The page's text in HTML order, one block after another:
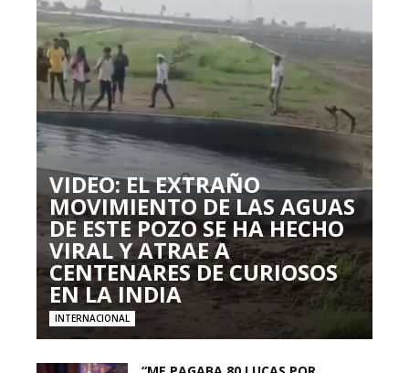
VIDEO: EL EXTRAÑO
MOVIMIENTO DE LAS AGUAS
DE ESTE POZO SE HA HECHO
VIRAL Y ATRAE A
CENTENARES DE CURIOSOS
EN LA INDIA
INTERNACIONAL